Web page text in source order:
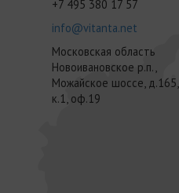
+7 495 380 17 57
info@vitanta.net
Московская область
Новоивановское р.п.,
Можайское шоссе, д.165,
к.1, оф.19